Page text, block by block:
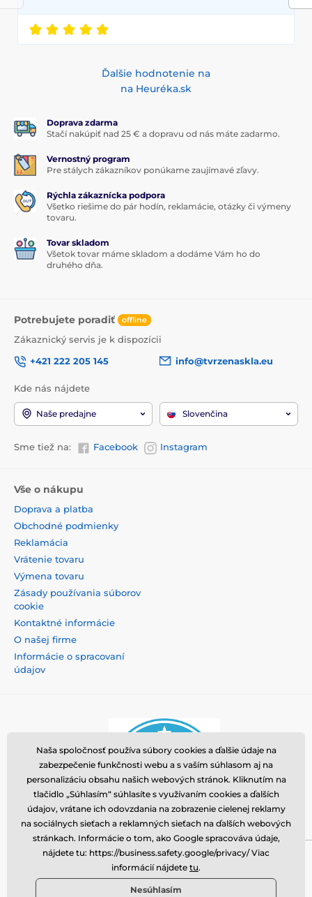
Ďalšie hodnotenie na
na Heuréka.sk
Doprava zdarma
Stačí nakúpiť nad 25 € a dopravu od nás máte zadarmo.
Vernostný program
Pre stálych zákazníkov ponúkame zaujímavé zľavy.
Rýchla zákaznícka podpora
Všetko riešime do pár hodín, reklamácie, otázky či výmeny
tovaru.
Tovar skladom
Všetok tovar máme skladom a dodáme Vám ho do
druhého dňa.
Potrebujete poradiť offline
Zákaznický servis je k dispozícii
+421 222 205 145
info@tvrzenaskla.eu
Kde nás nájdete
Naše predajne Slovenčina
Sme tiež na: Facebook Instagram
Vše o nákupu
Doprava a platba
Obchodné podmienky
Reklamácia
Vrátenie tovaru
Výmena tovaru
Zásady používania súborov
cookie
Kontaktné informácie
O našej firme
Informácie o spracovaní
údajov
Momanio s.r.o., Okružní 361/14, 74718, Píšť, Česká
republika, VAT: CZ09604707, info@tvrzenaskla.eu,
Naša spoločnosť používa súbory cookies a ďalšie údaje na
zabezpečenie funkčnosti webu a s vaším súhlasom aj na
personalizáciu obsahu našich webových stránok. Kliknutím na
tlačidlo „Súhlasím“ súhlasíte s využívaním cookies a ďalších
údajov, vrátane ich odovzdania na zobrazenie cielenej reklamy
na sociálnych sieťach a reklamných sieťach na ďalších webových
stránkach. Informácie o tom, ako Google spracováva údaje,
nájdete tu: https://business.safety.google/privacy/ Viac
informácií nájdete tu.
Nesúhlasím